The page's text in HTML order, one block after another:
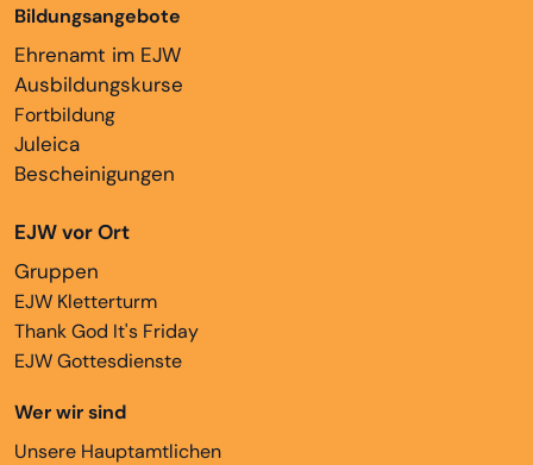
Bildungsangebote
Ehrenamt im EJW
Ausbildungskurse
Fortbildung
Juleica
Bescheinigungen
EJW vor Ort
Gruppen
EJW Kletterturm
Thank God It's Friday
EJW Gottesdienste
Wer wir sind
Unsere Hauptamtlichen